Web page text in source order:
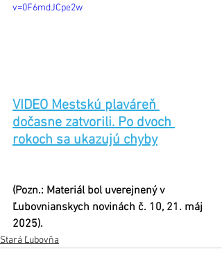
v=0F6mdJCpe2w
VIDEO Mestskú plaváreň
dočasne zatvorili. Po dvoch
rokoch sa ukazujú chyby
(Pozn.: Materiál bol uverejnený v
Ľubovnianskych novinách č. 10, 21. máj
2025).
Stará Ľubovňa